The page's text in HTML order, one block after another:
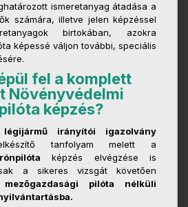
ismeretanyag átadása a
számára, illetve jelen képzéssel
birtokában, azokra
képessé váljon további, speciális
fel a komplett
Növényvédelmi
képzés?
irányítói igazolvány
tanfolyam melett a
képzés elvégzése is
a sikeres vizsgát követően
mezőgazdasági pilóta nélküli